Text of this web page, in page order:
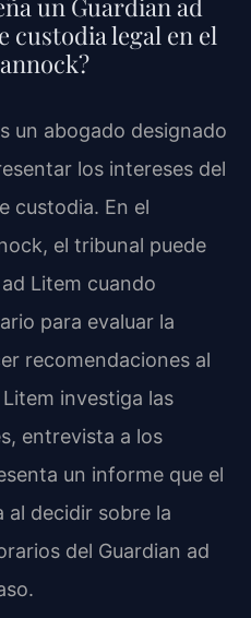
un Guardian ad
custodia legal en el
un abogado designado
los intereses del
custodia. En el
el tribunal puede
Litem cuando
para evaluar la
recomendaciones al
investiga las
entrevista a los
un informe que el
decidir sobre la
del Guardian ad